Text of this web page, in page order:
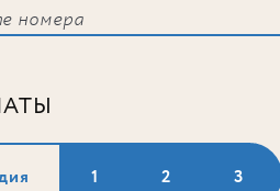
1 2 3